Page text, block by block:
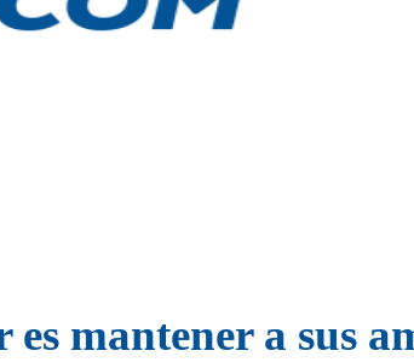
mantener a sus